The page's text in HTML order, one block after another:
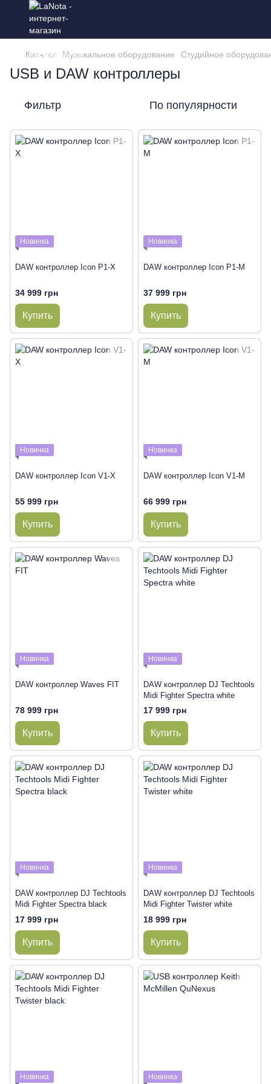
Каталог Музыкальное оборудование Студийное
USB и DAW контроллеры
Фильтр По популярности
Новинка
DAW контроллер Icon P1-X
34 999 грн
Купить
Новинка
DAW контроллер Icon P1-M
37 999 грн
Купить
Новинка
DAW контроллер Icon V1-X
55 999 грн
Купить
Новинка
DAW контроллер Icon V1-M
66 999 грн
Купить
Новинка
DAW контроллер Waves FIT
78 999 грн
Купить
Новинка
DAW контроллер DJ Techtools
Midi Fighter Spectra white
17 999 грн
Купить
Новинка
DAW контроллер DJ Techtools
Midi Fighter Spectra black
17 999 грн
Купить
Новинка
DAW контроллер DJ Techtools
Midi Fighter Twister white
18 999 грн
Купить
Новинка Новинка